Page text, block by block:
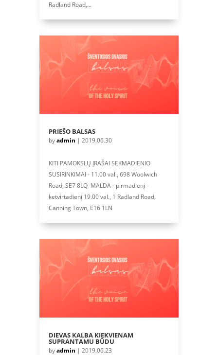
Radland Road,...
PRIEŠO BALSAS
byadmin | 2019.06.30
KITI PAMOKSLŲ ĮRAŠAI SEKMADIENIO
SUSIRINKIMAI - 11.00 val., 698 Woolwich
Road, SE7 8LQ MALDA - pirmadienį -
ketvirtadienį 19.00 val., 1 Radland Road,
Canning Town, E16 1LN
DIEVAS KALBA KIEKVIENAM
SUPRANTAMU BŪDU
byadmin | 2019.06.23